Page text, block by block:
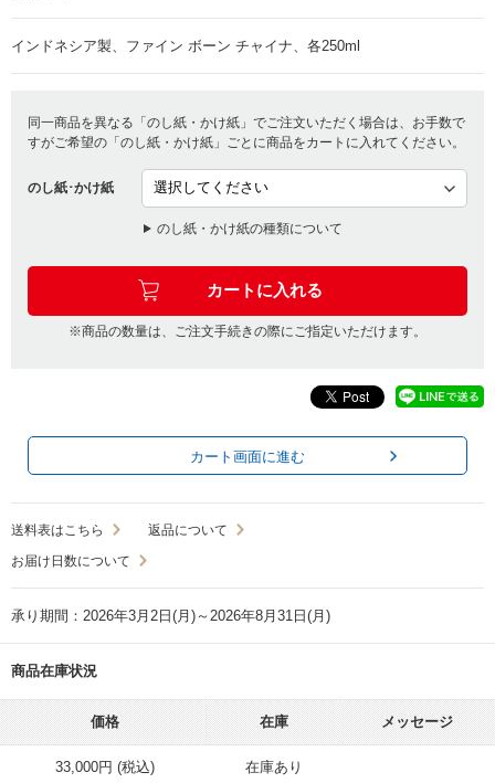
インドネシア製、ファイン ボーン チャイナ、各250ml
同一商品を異なる「のし紙・かけ紙」でご注文いただく場合は、お手数で
すがご希望の「のし紙・かけ紙」ごとに商品をカートに入れてください。
のし紙･かけ紙
のし紙・かけ紙の種類について
※商品の数量は、ご注文手続きの際にご指定いただけます。
カート画面に進む
送料表はこちら
返品について
お届け日数について
承り期間：2026年3月2日(月)～2026年8月31日(月)
商品在庫状況
価格 在庫 メッセージ
33,000円 (税込) 在庫あり